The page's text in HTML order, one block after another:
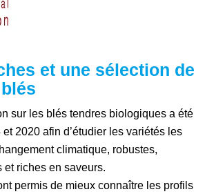
et une sélection de
sur les blés tendres biologiques a été
2020 afin d’étudier les variétés les
climatique, robustes,
et riches en saveurs.
permis de mieux connaître les profils